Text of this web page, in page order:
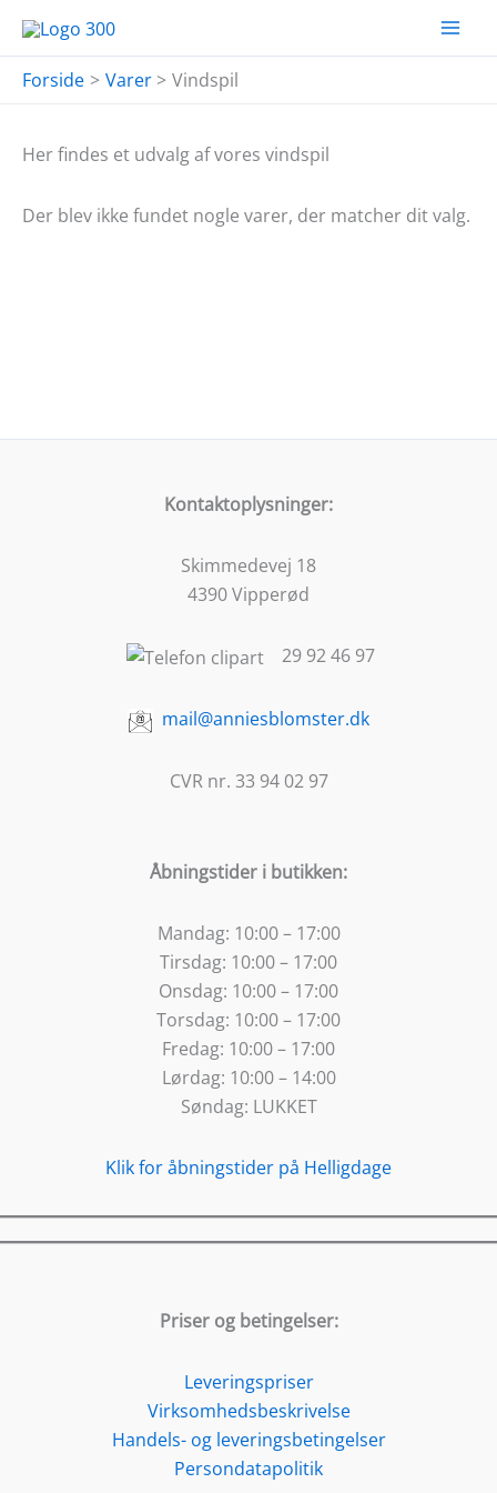
indholdet
Forside Varer Vindspil
Her findes et udvalg af vores vindspil
Der blev ikke fundet nogle varer, der matcher dit valg.
Kontaktoplysninger:
Skimmedevej 18
4390 Vipperød
29 92 46 97
mail@anniesblomster.dk
CVR nr. 33 94 02 97
Åbningstider i butikken:
Mandag: 10:00 – 17:00
Tirsdag: 10:00 – 17:00
Onsdag: 10:00 – 17:00
Torsdag: 10:00 – 17:00
Fredag: 10:00 – 17:00
Lørdag: 10:00 – 14:00
Søndag: LUKKET
Klik for åbningstider på Helligdage
Priser og betingelser:
Leveringspriser
Virksomhedsbeskrivelse
Handels- og leveringsbetingelser
Persondatapolitik